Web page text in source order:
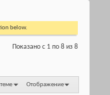
below.
Показано с 1 по 8 из 8
Отображение